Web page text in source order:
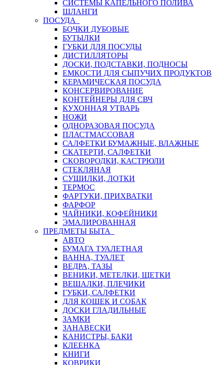
СИСТЕМЫ КАПЕЛЬНОГО ПОЛИВА
ШЛАНГИ
ПОСУДА
БОЧКИ ДУБОВЫЕ
БУТЫЛКИ
ГУБКИ ДЛЯ ПОСУДЫ
ДИСТИЛЛЯТОРЫ
ДОСКИ, ПОДСТАВКИ, ПОДНОСЫ
ЕМКОСТИ ДЛЯ СЫПУЧИХ ПРОДУКТОВ
КЕРАМИЧЕСКАЯ ПОСУДА
КОНСЕРВИРОВАНИЕ
КОНТЕЙНЕРЫ ДЛЯ СВЧ
КУХОННАЯ УТВАРЬ
НОЖИ
ОДНОРАЗОВАЯ ПОСУДА
ПЛАСТМАССОВАЯ
САЛФЕТКИ БУМАЖНЫЕ, ВЛАЖНЫЕ
СКАТЕРТИ, САЛФЕТКИ
СКОВОРОДКИ, КАСТРЮЛИ
СТЕКЛЯНАЯ
СУШИЛКИ, ЛОТКИ
ТЕРМОС
ФАРТУКИ, ПРИХВАТКИ
ФАРФОР
ЧАЙНИКИ, КОФЕЙНИКИ
ЭМАЛИРОВАННАЯ
ПРЕДМЕТЫ БЫТА
АВТО
БУМАГА ТУАЛЕТНАЯ
ВАННА, ТУАЛЕТ
ВЕДРА, ТАЗЫ
ВЕНИКИ, МЕТЕЛКИ, ЩЕТКИ
ВЕШАЛКИ, ПЛЕЧИКИ
ГУБКИ, САЛФЕТКИ
ДЛЯ КОШЕК И СОБАК
ДОСКИ ГЛАДИЛЬНЫЕ
ЗАМКИ
ЗАНАВЕСКИ
КАНИСТРЫ, БАКИ
КЛЕЕНКА
КНИГИ
КОВРИКИ